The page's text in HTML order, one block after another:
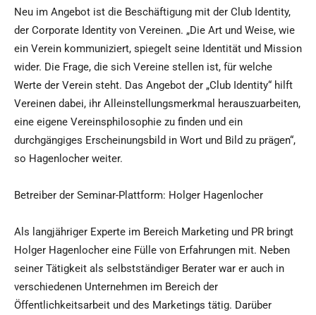
Neu im Angebot ist die Beschäftigung mit der Club Identity,
der Corporate Identity von Vereinen. „Die Art und Weise, wie
ein Verein kommuniziert, spiegelt seine Identität und Mission
wider. Die Frage, die sich Vereine stellen ist, für welche
Werte der Verein steht. Das Angebot der „Club Identity“ hilft
Vereinen dabei, ihr Alleinstellungsmerkmal herauszuarbeiten,
eine eigene Vereinsphilosophie zu finden und ein
durchgängiges Erscheinungsbild in Wort und Bild zu prägen“,
so Hagenlocher weiter.
Betreiber der Seminar-Plattform: Holger Hagenlocher
Als langjähriger Experte im Bereich Marketing und PR bringt
Holger Hagenlocher eine Fülle von Erfahrungen mit. Neben
seiner Tätigkeit als selbstständiger Berater war er auch in
verschiedenen Unternehmen im Bereich der
Öffentlichkeitsarbeit und des Marketings tätig. Darüber